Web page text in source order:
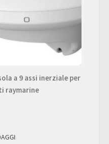
a 9 assi inerziale per
raymarine